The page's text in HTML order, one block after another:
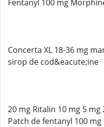
Fentanyl 100 mg
Concerta XL 18-36 mg
sirop de cod&eacute;ine
20 mg Ritalin 10 mg 5
Patch de fentanyl 100 mg